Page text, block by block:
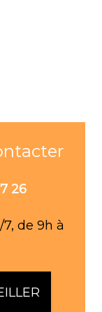
26
de 9h à